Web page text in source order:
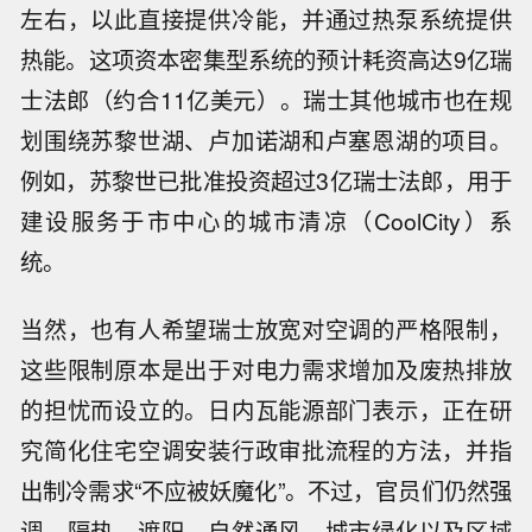
左右，以此直接提供冷能，并通过热泵系统提供
热能。这项资本密集型系统的预计耗资高达9亿瑞
士法郎（约合11亿美元）。瑞士其他城市也在规
划围绕苏黎世湖、卢加诺湖和卢塞恩湖的项目。
例如，苏黎世已批准投资超过3亿瑞士法郎，用于
建设服务于市中心的城市清凉（CoolCity）系
统。
当然，也有人希望瑞士放宽对空调的严格限制，
这些限制原本是出于对电力需求增加及废热排放
的担忧而设立的。日内瓦能源部门表示，正在研
究简化住宅空调安装行政审批流程的方法，并指
出制冷需求“不应被妖魔化”。不过，官员们仍然强